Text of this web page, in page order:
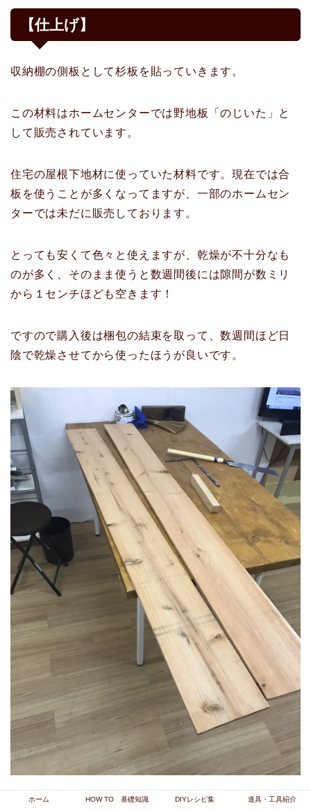
【仕上げ】
収納棚の側板として杉板を貼っていきます。
この材料はホームセンターでは野地板「のじいた」と
して販売されています。
住宅の屋根下地材に使っていた材料です。現在では合
板を使うことが多くなってますが、一部のホームセン
ターでは未だに販売しております。
とっても安くて色々と使えますが、乾燥が不十分なも
のが多く、そのまま使うと数週間後には隙間が数ミリ
から１センチほども空きます！
ですので購入後は梱包の結束を取って、数週間ほど日
陰で乾燥させてから使ったほうが良いです。
ホーム HOW TO 基礎知識 DIYレシピ集 道具・工具紹介